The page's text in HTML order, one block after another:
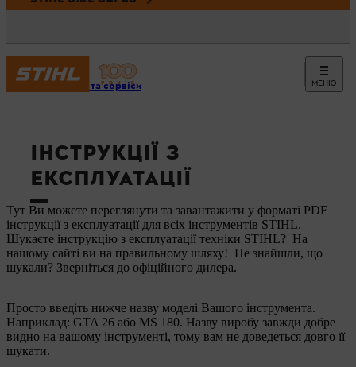
МЕНЮ
Новини та сервіси
ІНСТРУКЦІЇ З
ЕКСПЛУАТАЦІЇ
Тут Ви можете переглянути та завантажити у форматі PDF
інструкції з експлуатації для всіх інструментів STIHL.
Шукаєте інструкцію з експлуатації техніки STIHL? На
нашому сайті ви на правильному шляху! Не знайшли, що
шукали? Зверніться до офіційного дилера.
Просто введіть нижче назву моделі Вашого інструмента.
Наприклад: GTA 26 або MS 180. Назву виробу завжди добре
видно на вашому інструменті, тому вам не доведеться довго її
шукати.